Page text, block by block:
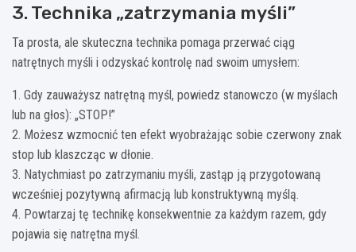
3. Technika „zatrzymania myśli”
Ta prosta, ale skuteczna technika pomaga przerwać ciąg
natrętnych myśli i odzyskać kontrolę nad swoim umysłem:
1. Gdy zauważysz natrętną myśl, powiedz stanowczo (w myślach
lub na głos): „STOP!”
2. Możesz wzmocnić ten efekt wyobrażając sobie czerwony znak
stop lub klaszcząc w dłonie.
3. Natychmiast po zatrzymaniu myśli, zastąp ją przygotowaną
wcześniej pozytywną afirmacją lub konstruktywną myślą.
4. Powtarzaj tę technikę konsekwentnie za każdym razem, gdy
pojawia się natrętna myśl.